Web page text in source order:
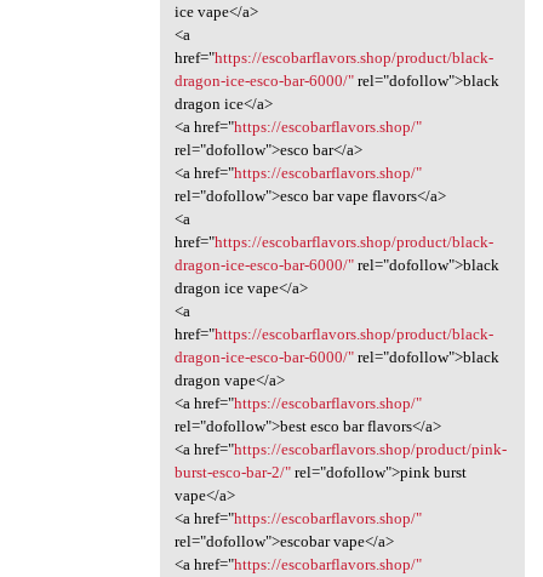
ice vape</a>
<a
href="https://escobarflavors.shop/product/black-
dragon-ice-esco-bar-6000/"rel="dofollow">black
dragon ice</a>
<a href="https://escobarflavors.shop/"
rel="dofollow">esco bar</a>
<a href="https://escobarflavors.shop/"
rel="dofollow">esco bar vape flavors</a>
<a
href="https://escobarflavors.shop/product/black-
dragon-ice-esco-bar-6000/"rel="dofollow">black
dragon ice vape</a>
<a
href="https://escobarflavors.shop/product/black-
dragon-ice-esco-bar-6000/"rel="dofollow">black
dragon vape</a>
<a href="https://escobarflavors.shop/"
rel="dofollow">best esco bar flavors</a>
<a href="https://escobarflavors.shop/product/pink-
burst-esco-bar-2/"rel="dofollow">pink burst
vape</a>
<a href="https://escobarflavors.shop/"
rel="dofollow">escobar vape</a>
<a href="https://escobarflavors.shop/"